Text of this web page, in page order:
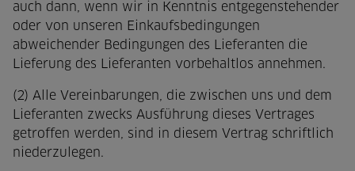
auch dann, wenn wir in Kenntnis entgegenstehender
oder von unseren Einkaufsbedingungen
abweichender Bedingungen des Lieferanten die
Lieferung des Lieferanten vorbehaltlos annehmen.
(2) Alle Vereinbarungen, die zwischen uns und dem
Lieferanten zwecks Ausführung dieses Vertrages
getroffen werden, sind in diesem Vertrag schriftlich
niederzulegen.